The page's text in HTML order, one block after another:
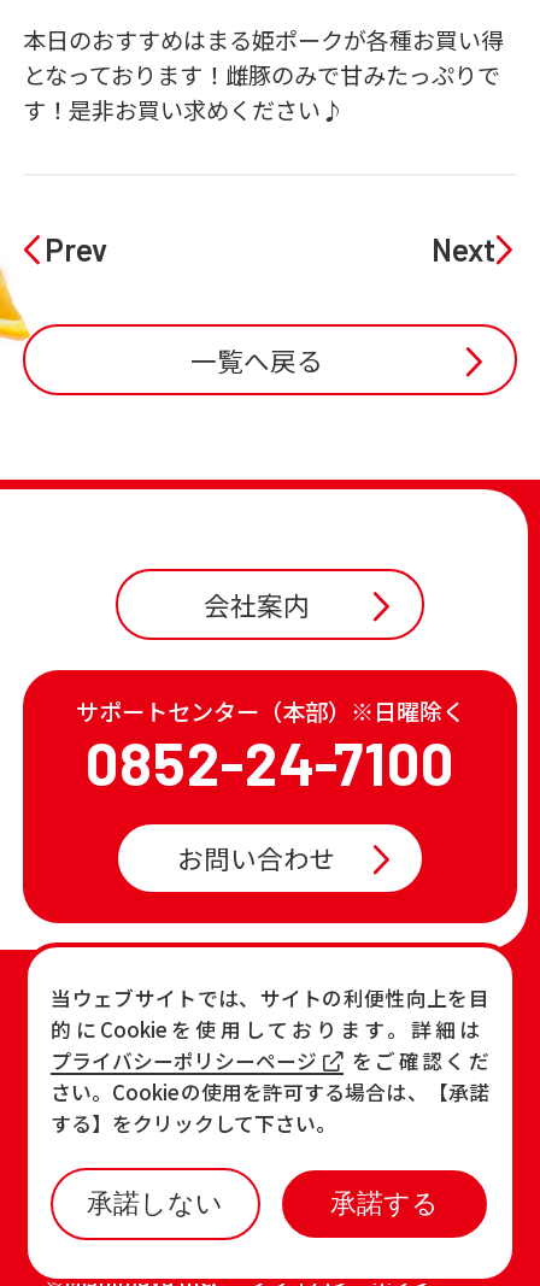
当ウェブサイトでは、サイトの利便性向上を目
的にCookieを使用しております。詳細は
プライバシーポリシーページ
をご確認くだ
さい。Cookieの使用を許可する場合は、【承諾
する】をクリックして下さい。
承諾しない 承諾する
本日のおすすめはまる姫ポークが各種お買い得
となっております！雌豚のみで甘みたっぷりで
す！是非お買い求めください♪
Prev Next
一覧へ戻る
会社案内
サポートセンター（本部）※日曜除く
0852-24-7100
お問い合わせ
TOP
店舗一覧・チラシ
お知らせ
おすすめ商品
各店の最新情報
©Mishimaya Inc. プライバシーポリシー